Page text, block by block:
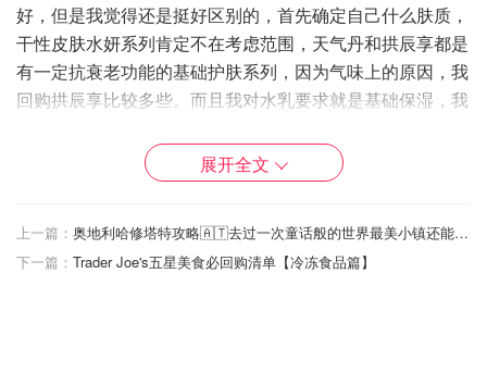
好，但是我觉得还是挺好区别的，首先确定自己什么肤质，
干性皮肤水妍系列肯定不在考虑范围，天气丹和拱辰享都是
有一定抗衰老功能的基础护肤系列，因为气味上的原因，我
回购拱辰享比较多些。而且我对水乳要求就是基础保湿，我
津率和还幼并没有尝试过，下次可以买来试试，主要是因为
在不停回购。
一、✨秘贴
展开全文
上一篇：
奥地利哈修塔特攻略🇦🇹去过一次童话般的世界最美小镇还能有什么遗憾？！
下一篇： Trader Joe's五星美食必回购清单【冷冻食品篇】